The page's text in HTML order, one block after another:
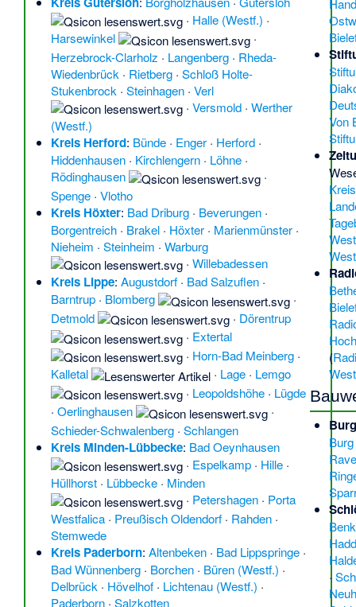
· Halle (Westf.) ·
Harsewinkel
·
Herzebrock-Clarholz · Langenberg · Rheda-
Wiedenbrück · Rietberg ·Schloß Holte-
Stukenbrock ·Steinhagen ·Verl
·Versmold ·Werther
(Westf.)
Kreis Herford: Bünde · Enger · Herford ·
Hiddenhausen · Kirchlengern · Löhne ·
Rödinghausen
·
Spenge ·Vlotho
Kreis Höxter: Bad Driburg · Beverungen ·
Borgentreich · Brakel · Höxter · Marienmünster ·
Nieheim ·Steinheim ·Warburg
·Willebadessen
Kreis Lippe:Augustdorf · Bad Salzuflen ·
Barntrup · Blomberg
·
Detmold
· Dörentrup
· Extertal
· Horn-Bad Meinberg ·
Kalletal
· Lage · Lemgo
· Leopoldshöhe · Lügde
·Oerlinghausen
·
Schieder-Schwalenberg ·Schlangen
Kreis Minden-Lübbecke: Bad Oeynhausen
· Espelkamp · Hille ·
Hüllhorst · Lübbecke · Minden
· Petershagen · Porta
Westfalica · Preußisch Oldendorf · Rahden ·
Stemwede
Kreis Paderborn:Altenbeken · Bad Lippspringe ·
Bad Wünnenberg · Borchen · Büren (Westf.) ·
Delbrück · Hövelhof · Lichtenau (Westf.) ·
Paderborn ·Salzkotten
Von
(
·